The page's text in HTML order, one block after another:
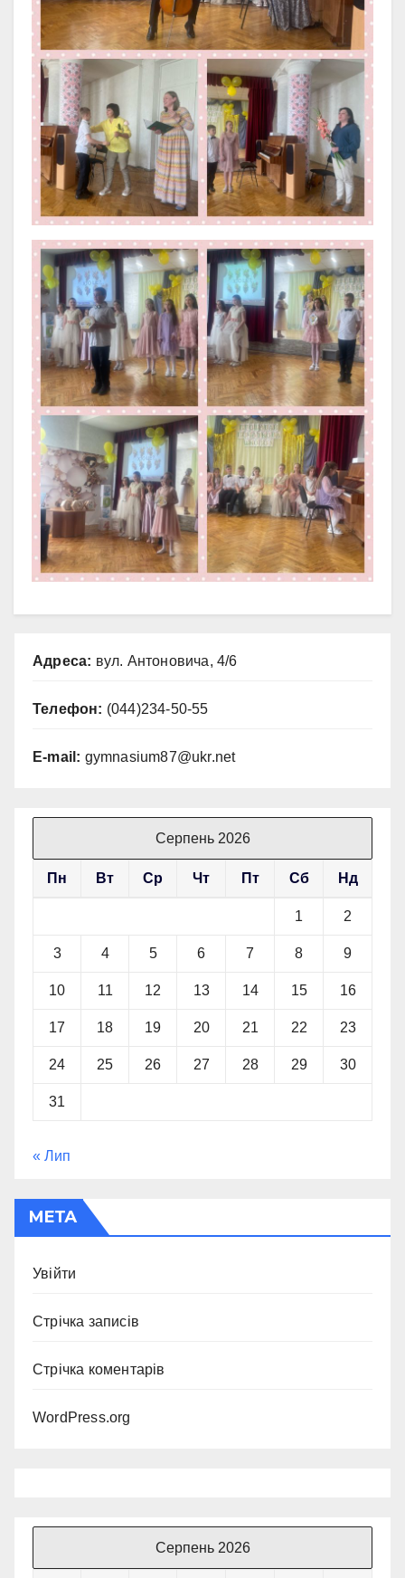
Адреса: вул. Антоновича, 4/6
Телефон: (044)234-50-55
E-mail: gymnasium87@ukr.net
Серпень 2026
Пн Вт Ср Чт Пт Сб Нд
1 2
3 4 5 6 7 8 9
10 11 12 13 14 15 16
17 18 19 20 21 22 23
24 25 26 27 28 29 30
31
« Лип
МЕТА
Увійти
Стрічка записів
Стрічка коментарів
WordPress.org
Серпень 2026